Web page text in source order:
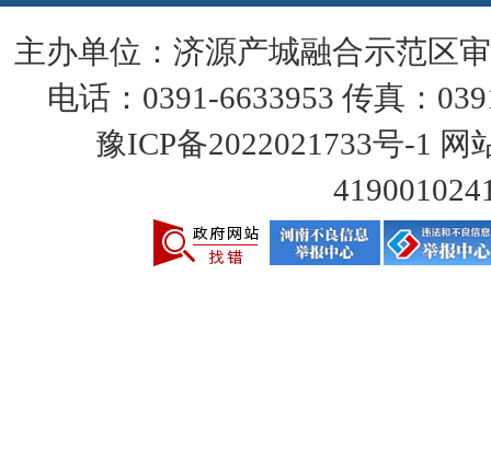
主办单位：济源产城融合示范区
电话：0391-6633953 传真：
豫ICP备2022021733号-1 网